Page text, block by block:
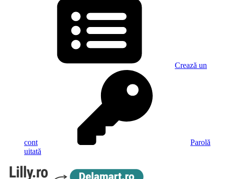
Crează un
cont
Parolă
uitată